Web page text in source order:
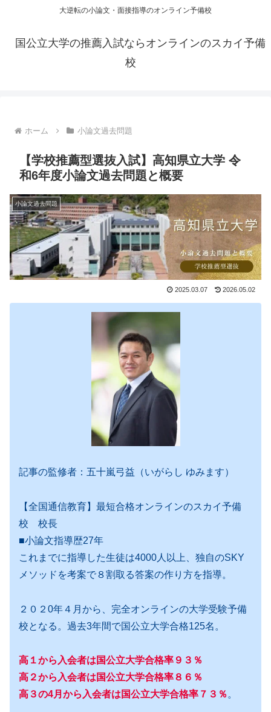
大逆転の小論文・面接指導のオンライン予備校
国公立大学の推薦入試ならオンラインのスカイ予備
校
ホーム 小論文過去問題
【学校推薦型選抜入試】高知県立大学 令
和6年度小論文過去問題と概要
小論文過去問題
2025.03.07 2026.05.02
記事の監修者：五十嵐弓益（いがらし ゆみます）
【全国通信教育】最短合格オンラインのスカイ予備
校 校長
■小論文指導歴27年
これまでに指導した生徒は4000人以上、独自のSKY
メソッドを考案で８割取る答案の作り方を指導。
２０２0年４月から、完全オンラインの大学受験予備
校となる。過去3年間で国公立大学合格125名。
高１から入会者は国公立大学合格率９３％
高２から入会者は国公立大学合格率８６％
高３の4月から入会者は国公立大学合格率７３％。